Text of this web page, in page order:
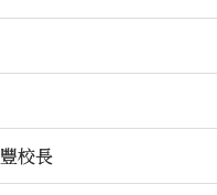
校長